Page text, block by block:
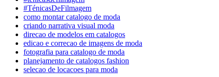
#TénicasDeFilmagem
como montar catalogo de moda
criando narrativa visual moda
direcao de modelos em catalogos
edicao e correcao de imagens de moda
fotografia para catalogo de moda
planejamento de catalogos fashion
selecao de locacoes para moda